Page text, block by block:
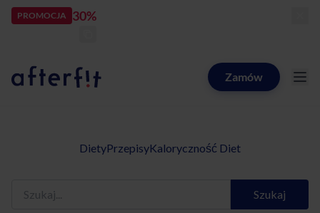
PROMOCJA 30%
Catering dietetyczny AfterfitZamów
DietyPrzepisyKaloryczność Diet
Szukaj